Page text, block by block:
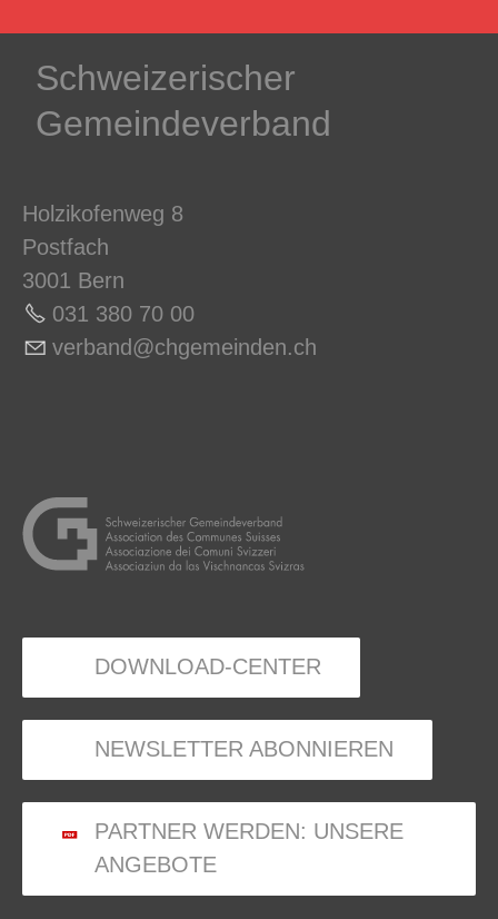
Schweizerischer
Gemeindeverband
Holzikofenweg 8
Postfach
3001 Bern
031 380 70 00
v rb nd chg m nd n ch
DOWNLOAD-CENTER
NEWSLETTER ABONNIEREN
PARTNER WERDEN: UNSERE
ANGEBOTE